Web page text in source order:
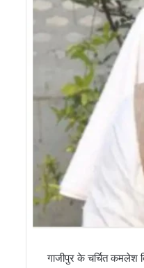
गाजीपुर के चर्चित कमलेश